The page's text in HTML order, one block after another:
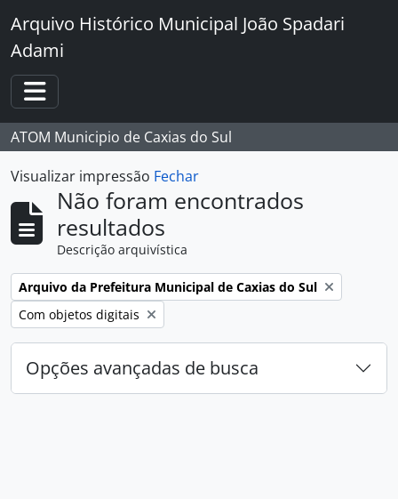
Skip to main content
Arquivo Histórico Municipal João Spadari
Adami
Toggle navigation
ATOM Municipio de Caxias do Sul
Visualizar impressão Fechar
Não foram encontrados
resultados
Descrição arquivística
Remover filtro:
Arquivo da Prefeitura Municipal de Caxias do Sul
Remover filtro:
Com objetos digitais
Opções avançadas de busca